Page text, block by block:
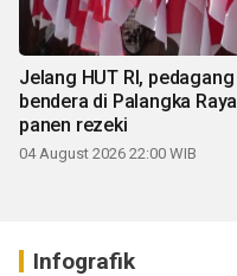
Jelang HUT RI, pedagang
bendera di Palangka Raya
panen rezeki
04 August 2026 22:00 WIB
Infografik